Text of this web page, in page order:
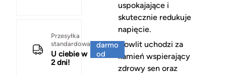
Przesyłka
standardowa
U ciebie w
2 dni!
darmo
od
uspokajające i
skutecznie redukuje
napięcie.
Howlit uchodzi za
kamień wspierający
zdrowy sen oraz